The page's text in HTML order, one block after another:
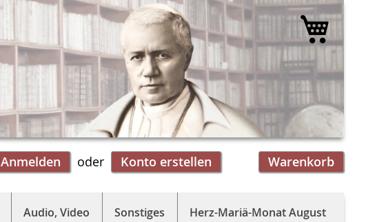
Anmelden Warenkorb
Konto erstellen
Mein
Audio, Video Sonstiges Herz-Mariä-Monat August